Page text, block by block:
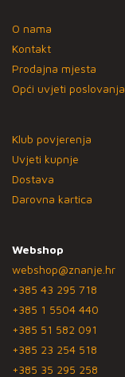
O nama
Kontakt
Prodajna mjesta
Opći uvjeti poslovanja
Klub povjerenja
Uvjeti kupnje
Dostava
Darovna kartica
Webshop
webshop@znanje.hr
+385 43 295 718
+385 1 5504 440
+385 51 582 091
+385 23 254 518
+385 35 295 258